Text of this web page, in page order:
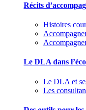
Récits
Histoires
Le DLA dans
Le DLA et
Les